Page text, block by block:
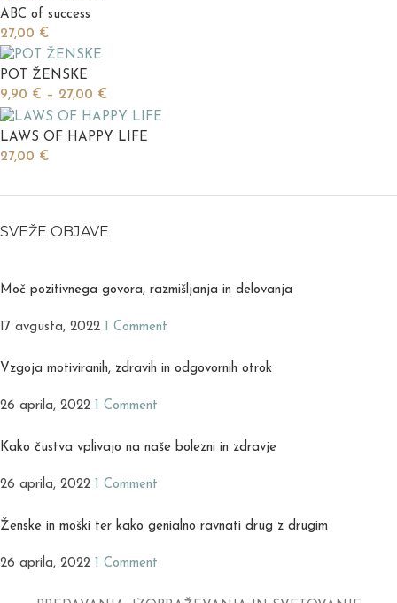
ABC of success
27,00 €
POT ŽENSKE
9,90 € – 27,00 €
LAWS OF HAPPY LIFE
27,00 €
SVEŽE OBJAVE
Moč pozitivnega govora, razmišljanja in delovanja
17 avgusta, 2022 1 Comment
Vzgoja motiviranih, zdravih in odgovornih otrok
26 aprila, 2022 1 Comment
Kako čustva vplivajo na naše bolezni in zdravje
26 aprila, 2022 1 Comment
Ženske in moški ter kako genialno ravnati drug z drugim
26 aprila, 2022 1 Comment